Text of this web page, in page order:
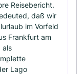
Reisebericht.
daß wir
im Vorfeld
Frankfurt am
als
Lago